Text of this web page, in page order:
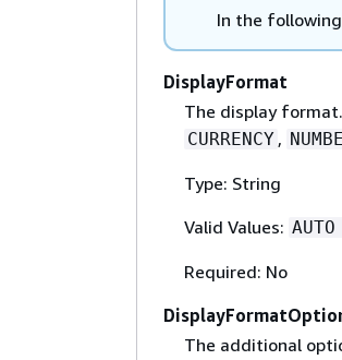
In the
DisplayFormat
The display
CURRENCY ,
Type: String
Valid Values:
Required: No
The additional